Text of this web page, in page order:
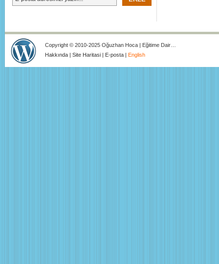
Copyright © 2010-2025 Oğuzhan Hoca | Eğitime Dair…
Hakkında | Site Haritasi | E-posta | English